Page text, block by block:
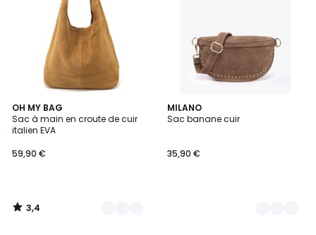
OH MY BAG
Sac à main en croute de cuir
italien EVA
59,90 €
3,4
/ 5
18
Couleurs
3,4
/
MILANO
Sac banane cuir
35,90 €
4
Couleurs